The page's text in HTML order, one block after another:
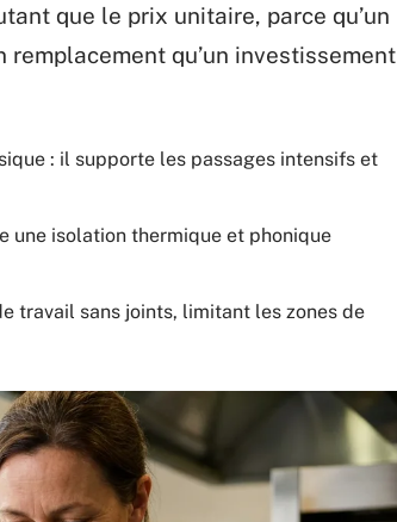
que le prix unitaire, parce qu’un
qu’un investissement
: il supporte les passages intensifs et
une isolation thermique et phonique
travail sans joints, limitant les zones de